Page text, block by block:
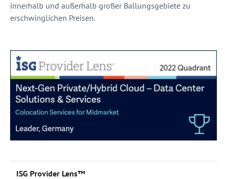
innerhalb und außerhalb großer Ballungsgebiete zu
erschwinglichen Preisen.
ISG Provider Lens™